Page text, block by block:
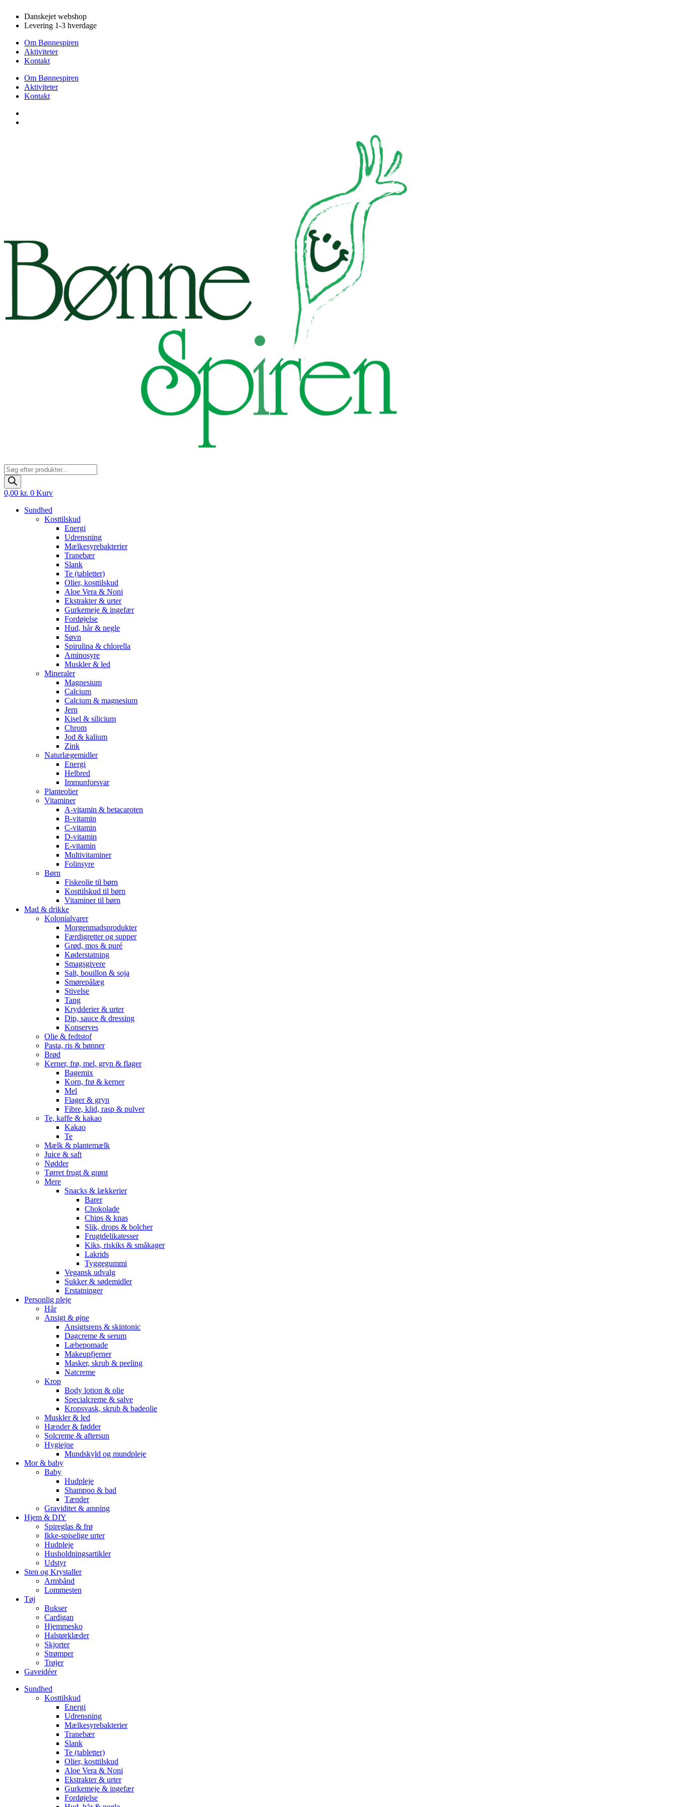
indhold
Danskejet webshop
Levering 1-3 hverdage
Om Bønnespiren
Aktiviteter
Kontakt
Om Bønnespiren
Aktiviteter
Kontakt
Products
search
0,00 kr. 0 Kurv
Sundhed
Kosttilskud
Energi
Udrensning
Mælkesyrebakterier
Tranebær
Slank
Te (tabletter)
Olier, kosttilskud
Aloe Vera & Noni
Ekstrakter & urter
Gurkemeje & ingefær
Fordøjelse
Hud, hår & negle
Søvn
Spirulina & chlorella
Aminosyre
Muskler & led
Mineraler
Magnesium
Calcium
Calcium & magnesium
Jern
Kisel & silicium
Chrom
Jod & kalium
Zink
Naturlægemidler
Energi
Helbred
Immunforsvar
Planteolier
Vitaminer
A-vitamin & betacaroten
B-vitamin
C-vitamin
D-vitamin
E-vitamin
Multivitaminer
Folinsyre
Børn
Fiskeolie til børn
Kosttilskud til børn
Vitaminer til børn
Mad & drikke
Kolonialvarer
Morgenmadsprodukter
Færdigretter og supper
Grød, mos & puré
Køderstatning
Smagsgivere
Salt, bouillon & soja
Smørepålæg
Stivelse
Tang
Krydderier & urter
Dip, sauce & dressing
Konserves
Olie & fedtstof
Pasta, ris & bønner
Brød
Kerner, frø, mel, gryn & flager
Bagemix
Korn, frø & kerner
Mel
Flager & gryn
Fibre, klid, rasp & pulver
Te, kaffe & kakao
Kakao
Te
Mælk & plantemælk
Juice & saft
Nødder
Tørret frugt & grønt
Mere
Snacks & lækkerier
Barer
Chokolade
Chips & knas
Slik, drops & bolcher
Frugtdelikatesser
Kiks, riskiks & småkager
Lakrids
Tyggegummi
Vegansk udvalg
Sukker & sødemidler
Erstatninger
Personlig pleje
Hår
Ansigt & øjne
Ansigtsrens & skintonic
Dagcreme & serum
Læbepomade
Makeupfjerner
Masker, skrub & peeling
Natcreme
Krop
Body lotion & olie
Specialcreme & salve
Kropsvask, skrub & badeolie
Muskler & led
Hænder & fødder
Solcreme & aftersun
Hygiejne
Mundskyld og mundpleje
Mor & baby
Baby
Hudpleje
Shampoo & bad
Tænder
Graviditet & amning
Hjem & DIY
Spireglas & frø
Ikke-spiselige urter
Hudpleje
Husholdningsartikler
Udstyr
Sten og Krystaller
Armbånd
Lommesten
Tøj
Bukser
Cardigan
Hjemmesko
Halstørklæder
Skjorter
Strømper
Trøjer
Gaveidéer
Sundhed
Kosttilskud
Energi
Udrensning
Mælkesyrebakterier
Tranebær
Slank
Te (tabletter)
Olier, kosttilskud
Aloe Vera & Noni
Ekstrakter & urter
Gurkemeje & ingefær
Fordøjelse